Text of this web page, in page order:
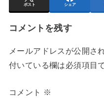
ポスト シェア
コメントを残す
メールアドレスが公開さ
付いている欄は必須項目
コメント ※